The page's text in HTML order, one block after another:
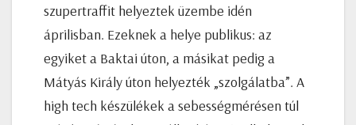
szupertraffit helyeztek üzembe idén
áprilisban. Ezeknek a helye publikus: az
egyiket a Baktai úton, a másikat pedig a
Mátyás Király úton helyezték „szolgálatba”. A
high tech készülékek a sebességmérésen túl